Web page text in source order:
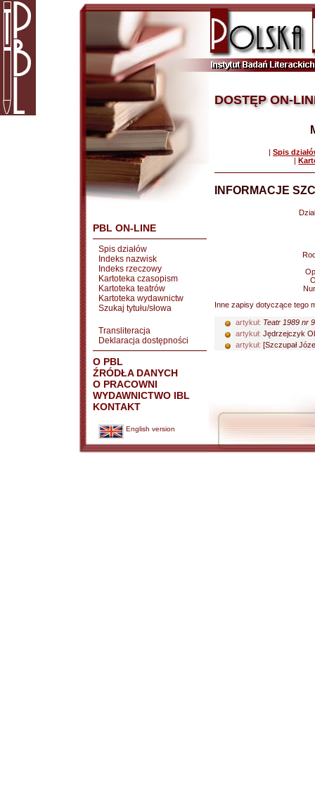
PBL ON-LINE
Spis działów
Indeks nazwisk
Indeks rzeczowy
Kartoteka czasopism
Kartoteka teatrów
Kartoteka wydawnictw
Szukaj tytułu/słowa
Transliteracja
Deklaracja dostępności
O PBL
ŹRÓDŁA DANYCH
O PRACOWNI
WYDAWNICTWO IBL
KONTAKT
English version
DOSTĘP ON-
| Spis
|
INFORMACJE
Inne zapisy dotyczące tego
artykuł: Teatr 1989 nr
artykuł: Jędrzejczyk
artykuł: [Szczupał